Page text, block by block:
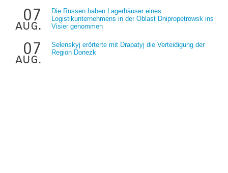
07
aug.
Die Russen haben Lagerhäuser eines
Logistikunternehmens in der Oblast Dnipropetrowsk ins
Visier genommen
07
aug.
Selenskyj erörterte mit Drapatyj die Verteidigung der
Region Donezk